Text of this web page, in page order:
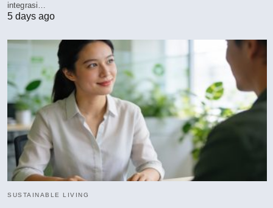
integrasi…
5 days ago
SUSTAINABLE LIVING